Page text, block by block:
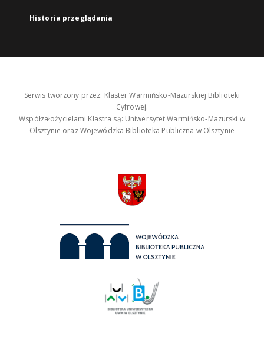
Historia przeglądania
Serwis tworzony przez: Klaster Warmińsko-Mazurskiej Biblioteki
Cyfrowej.
Współzałożycielami Klastra są: Uniwersytet Warmińsko-Mazurski w
Olsztynie oraz Wojewódzka Biblioteka Publiczna w Olsztynie